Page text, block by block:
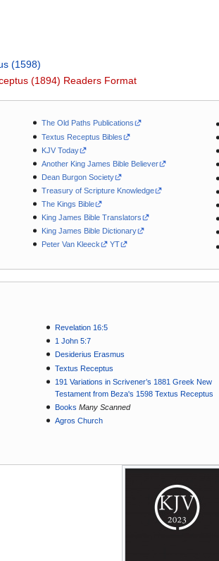
(1598)
(1894) Readers Format
The Old Paths Publications
Textus Receptus Bibles
KJV Today
Another King James Bible Believer
Dean Burgon Society
Treasury of Scripture Knowledge
The Kings Bible
King James Bible Translators
King James Bible Dictionary
Peter Van Kleeck
YT
Revelation 16:5
1 John 5:7
Desiderius Erasmus
Textus Receptus
191 Variations in Scrivener’s 1881 Greek New
Testament from Beza's 1598 Textus Receptus
Books Many Scanned
Agros Church